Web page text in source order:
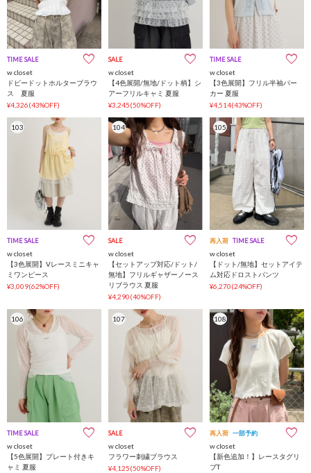
TIME SALE
w closet
ドビードットホルターブラウ
ス 夏服
¥4,326(43%OFF)
SALE
w closet
【4色展開/無地/ドット柄】シ
アーフリルキャミ 夏服
¥3,245(50%OFF)
TIME SALE
w closet
【3色展開】フリル半袖パー
カー 夏服
¥4,514(43%OFF)
103
TIME SALE
w closet
【3色展開】Vレースミニキャ
ミワンピース
¥3,009(62%OFF)
104
SALE
w closet
【セットアップ対応/ドット/
無地】フリルギャザーノース
リブラウス 夏服
¥4,290(40%OFF)
105
再入荷 TIME SALE
w closet
【ドット/無地】セットアイテ
ム対応ドロストパンツ
¥6,270(24%OFF)
106
TIME SALE
w closet
【5色展開】プレート付きキ
ャミ 夏服
107
SALE
w closet
フラワー刺繍ブラウス
¥4,125(50%OFF)
108
再入荷 一部予約
w closet
【新色追加！】レースタグリ
ブT